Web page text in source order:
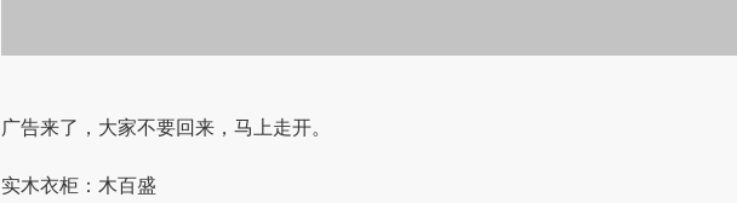
广告来了，大家不要回来，马上走开。
实木衣柜：木百盛